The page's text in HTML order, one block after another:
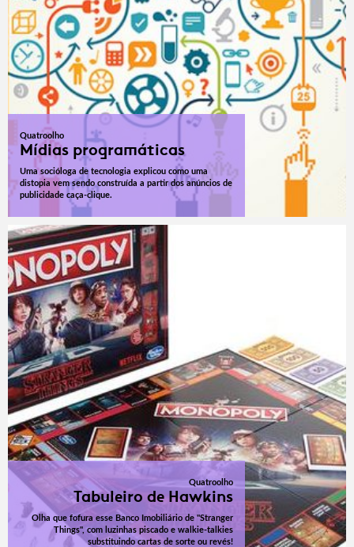
Quatroolho
Mídias programáticas
Uma socióloga de tecnologia explicou como uma
distopia vem sendo construída a partir dos anúncios de
publicidade caça-clique.
Quatroolho
Tabuleiro de Hawkins
Olha que fofura esse Banco Imobiliário de "Stranger
Things", com luzinhas piscado e walkie-talkies
substituindo cartas de sorte ou revés!